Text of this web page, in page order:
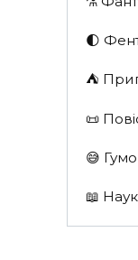
🌓
⛺️
📜
😅
📖